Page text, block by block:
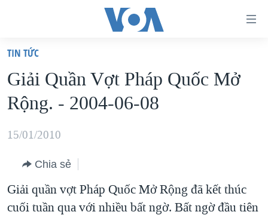
truy
cập
Tới
dung
chính
điều
hướng
VIỆT NAM
HOA KỲ
BIỂN ĐÔNG
BLOG
DIỄN ĐÀN
TIN TỨC
Giải Quần Vợt Pháp Quốc Mở
Rộng. - 2004-06-08
15/01/2010
Chia sẻ
Giải quần vợt Pháp Quốc Mở Rộng đã kết thúc
cuối tuần qua với nhiều bất ngờ. Bất ngờ đầu tiên